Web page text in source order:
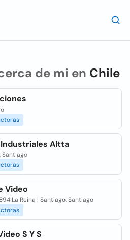
de mi en Chile
Altta
Santiago
Video
La Reina | Santiago, Santiago
S Y S